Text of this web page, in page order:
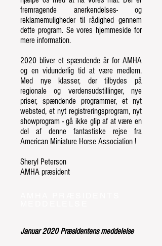
fremragende anerkendelses- og
reklamemuligheder til rådighed gennem
dette program. Se vores hjemmeside for
mere information.
2020 bliver et spændende år for AMHA
og en vidunderlig tid at være medlem.
Med nye klasser, der tilbydes på
regionale og verdensudstillinger, nye
priser, spændende programmer, et nyt
websted, et nyt registreringsprogram, nyt
showprogram - gå ikke glip af at være en
del af denne fantastiske rejse fra
American Miniature Horse Association !
Sheryl Peterson
AMHA præsident
Januar 2020 Præsidentens meddelelse